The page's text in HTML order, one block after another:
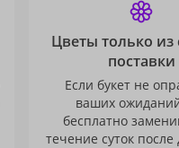
Цветы только из
поставки
Если букет не
ваших
бесплатно
течение суток после